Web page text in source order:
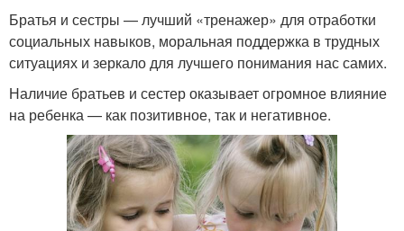
Братья и сестры — лучший «тренажер» для отработки
социальных навыков, моральная поддержка в трудных
ситуациях и зеркало для лучшего понимания нас самих.
Наличие братьев и сестер оказывает огромное влияние
на ребенка — как позитивное, так и негативное.